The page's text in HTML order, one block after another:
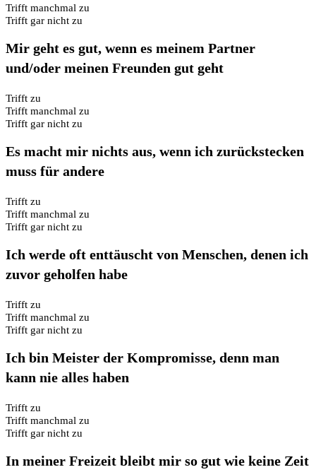
Trifft manchmal zu
Trifft gar nicht zu
Mir geht es gut, wenn es meinem Partner
und/oder meinen Freunden gut geht
Trifft zu
Trifft manchmal zu
Trifft gar nicht zu
Es macht mir nichts aus, wenn ich zurückstecken
muss für andere
Trifft zu
Trifft manchmal zu
Trifft gar nicht zu
Ich werde oft enttäuscht von Menschen, denen ich
zuvor geholfen habe
Trifft zu
Trifft manchmal zu
Trifft gar nicht zu
Ich bin Meister der Kompromisse, denn man
kann nie alles haben
Trifft zu
Trifft manchmal zu
Trifft gar nicht zu
In meiner Freizeit bleibt mir so gut wie keine Zeit